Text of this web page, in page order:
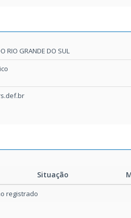
RIO GRANDE DO SUL
Situação
registrado